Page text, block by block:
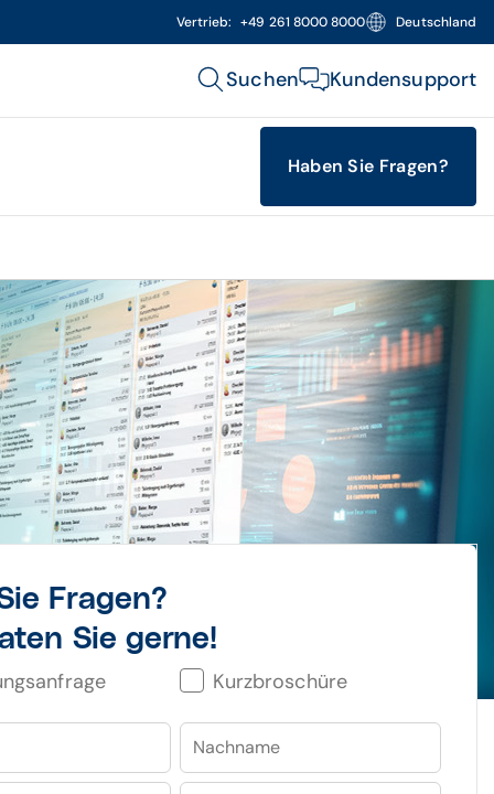
Vertrieb: +49 261 8000 8000 Deutschland
Suchen Kundensupport
Haben Sie Fragen?
Fragen?
Sie gerne!
Kurzbroschüre
Nachname